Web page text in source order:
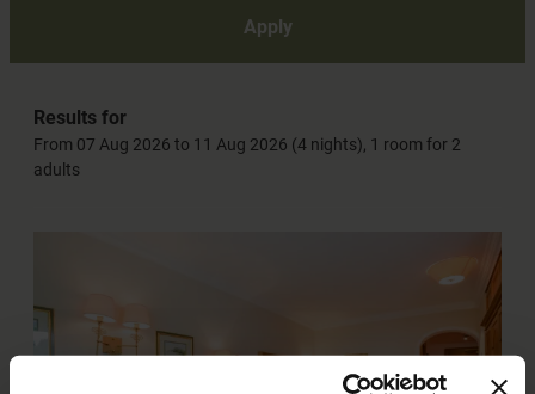
Apply
Results for
From 07 Aug 2026 to 11 Aug 2026 (4 nights), 1 room for 2
adults